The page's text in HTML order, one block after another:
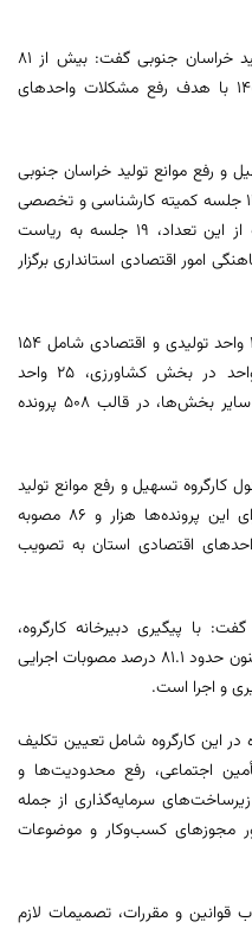
مسئول کارگروه تسهیل و رفع موانع تولید خراسان جنوبی گفت: بیش از ۸۱
درصد مصوبات این کارگروه در سال ۱۴۰۴ با هدف رفع مشکلات واحدهای
و رفع موانع تولید خراسان جنوبی
در سال ۱۴۰۴ اظهار کرد: در این مدت ۱۳۲ جلسه کمیته کارشناسی و تخصصی
و ۲۴ جلسه اصلی کارگروه برگزار شد که از این تعداد، ۱۹ جلسه به ریاست
امور اقتصادی استانداری برگزار
وی افزود: در این جلسات، مشکلات ۳۶۲ واحد تولیدی و اقتصادی شامل ۱۵۴
واحد صنعتی، معدنی و صنفی، ۱۵۵ واحد در بخش کشاورزی، ۲۵ واحد
گردشگری و صنایع‌دستی و ۲۸ واحد در سایر بخش‌ها، در قالب ۵۰۸ پرونده
تسهیل و رفع موانع تولید
خراسان جنوبی بیان کرد: در مجموع برای این پرونده‌ها هزار و ۸۶ مصوبه
اقتصادی استان به تصویب
با پیگیری دبیرخانه کارگروه،
دستگاه‌های اجرایی و بانک‌های عامل، تاکنون حدود ۸۱.۱ درصد مصوبات اجرایی
این کارگروه شامل تعیین تکلیف
اجتماعی، رفع محدودیت‌ها و
سرمایه‌گذاری از جمله
مجوزهای کسب‌وکار و موضوعات
قوانین و مقررات، تصمیمات لازم